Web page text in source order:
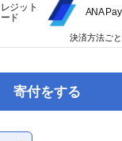
寄付をする
ジット
ド
ANA Pay
決済方法ご